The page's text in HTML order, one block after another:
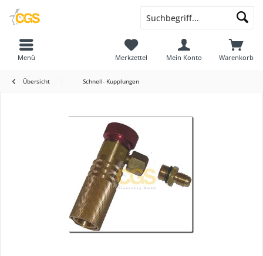
Warenkorb
Merkzettel Mein Konto
Menü
Übersicht Schnell- Kupplungen